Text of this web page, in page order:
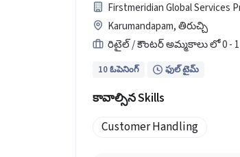
Firstmeridian Global Services
Karumandapam, తిరుచ్చి
రిటైల్ / కౌంటర్ అమ్మకాలు లో 0 - 1
10 ఓపెనింగ్ ఫుల్ టైమ్
కావాల్సిన Skills
Customer Handling